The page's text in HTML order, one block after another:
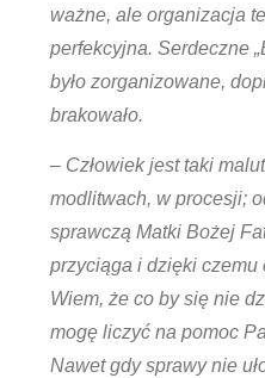
ważne, ale organizacja
perfekcyjna. Serdeczne
było zorganizowane,
brakowało.
– Człowiek jest taki
modlitwach, w procesji;
sprawczą Matki Bożej
przyciąga i dzięki czemu
Wiem, że co by się nie
mogę liczyć na pomoc
Nawet gdy sprawy nie